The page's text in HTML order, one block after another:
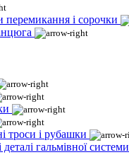
перемикання і сорочки
троси і рубашки
деталі гальмівної системи